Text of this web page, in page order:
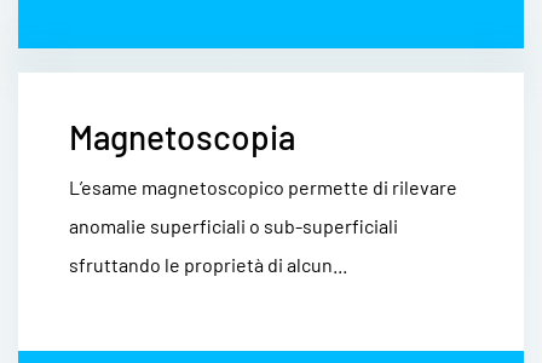
Magnetoscopia
L’esame magnetoscopico permette di rilevare
anomalie superficiali o sub-superficiali
sfruttando le proprietà di alcun...